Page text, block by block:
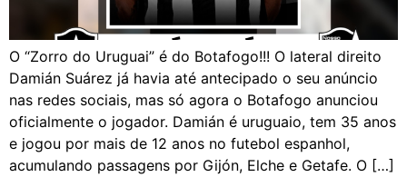
O “Zorro do Uruguai” é do Botafogo!!! O lateral direito
Damián Suárez já havia até antecipado o seu anúncio
nas redes sociais, mas só agora o Botafogo anunciou
oficialmente o jogador. Damián é uruguaio, tem 35 anos
e jogou por mais de 12 anos no futebol espanhol,
acumulando passagens por Gijón, Elche e Getafe. O […]